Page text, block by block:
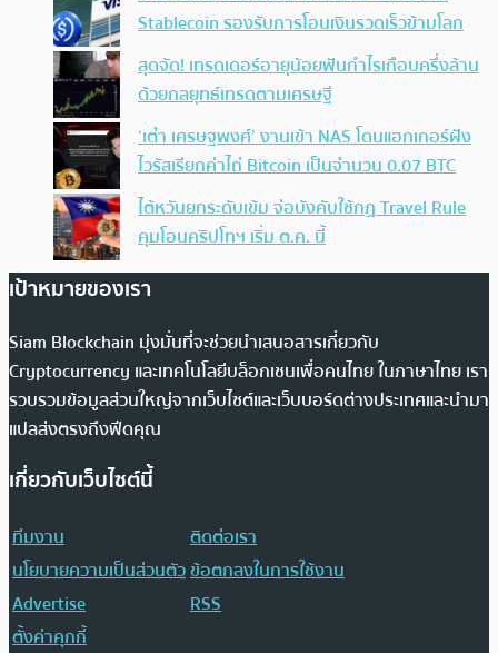
Stablecoin รองรับการโอนเงินรวดเร็วข้ามโลก
สุดจัด! เทรดเดอร์อายุน้อยฟันกำไรเกือบครึ่งล้าน
ด้วยกลยุทธ์เทรดตามเศรษฐี
‘เต๋า เศรษฐพงศ์’ งานเข้า NAS โดนแฮกเกอร์ฝัง
ไวรัสเรียกค่าไถ่ Bitcoin เป็นจำนวน 0.07 BTC
ไต้หวันยกระดับเข้ม จ่อบังคับใช้กฏ Travel Rule
คุมโอนคริปโทฯ เริ่ม ต.ค. นี้
เป้าหมายของเรา
Siam Blockchain มุ่งมั่นที่จะช่วยนำเสนอสารเกี่ยวกับ
Cryptocurrency และเทคโนโลยีบล็อกเชนเพื่อคนไทย ในภาษาไทย เรา
รวบรวมข้อมูลส่วนใหญ่จากเว็บไซต์และเว็บบอร์ดต่างประเทศและนำมา
แปลส่งตรงถึงฟีดคุณ
เกี่ยวกับเว็บไซต์นี้
ทีมงาน
ติดต่อเรา
นโยบายความเป็นส่วนตัวข้อตกลงในการใช้งาน
Advertise
RSS
ตั้งค่าคุกกี้